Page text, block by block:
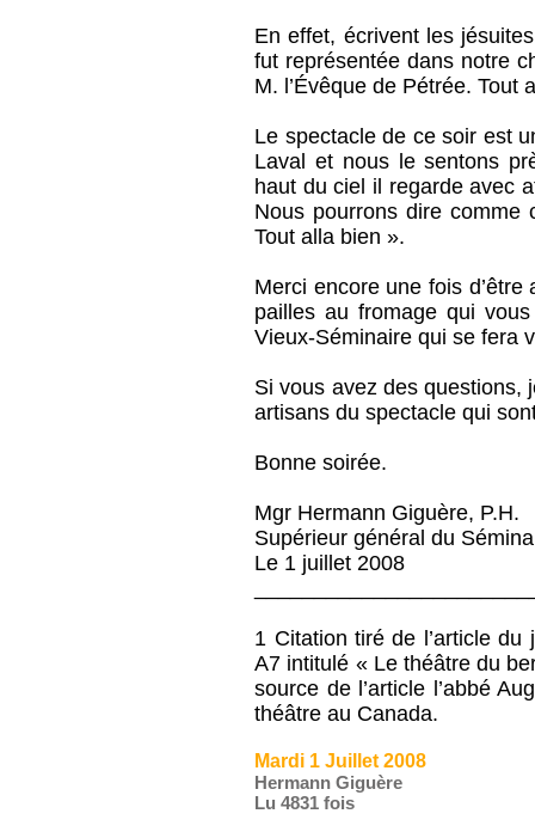
En effet, écrivent les
fut représentée dans notre
M. l’Évêque de Pétrée. Tout
Le spectacle de ce soir est
Laval et nous le sentons
haut du ciel il regarde avec
Nous pourrons dire comme
Tout alla bien ».
Merci encore une fois
pailles au fromage qui
Vieux-Séminaire qui se fera
Si vous avez des questions,
artisans du spectacle qui
Bonne soirée.
Mgr Hermann Giguère, P.H.
Supérieur général du
Le 1 juillet 2008
1 Citation tiré de l’article
A7 intitulé « Le théâtre du
source de l’article l’abbé
théâtre au Canada.
Mardi 1 Juillet 2008
Hermann Giguère
Lu 4831 fois